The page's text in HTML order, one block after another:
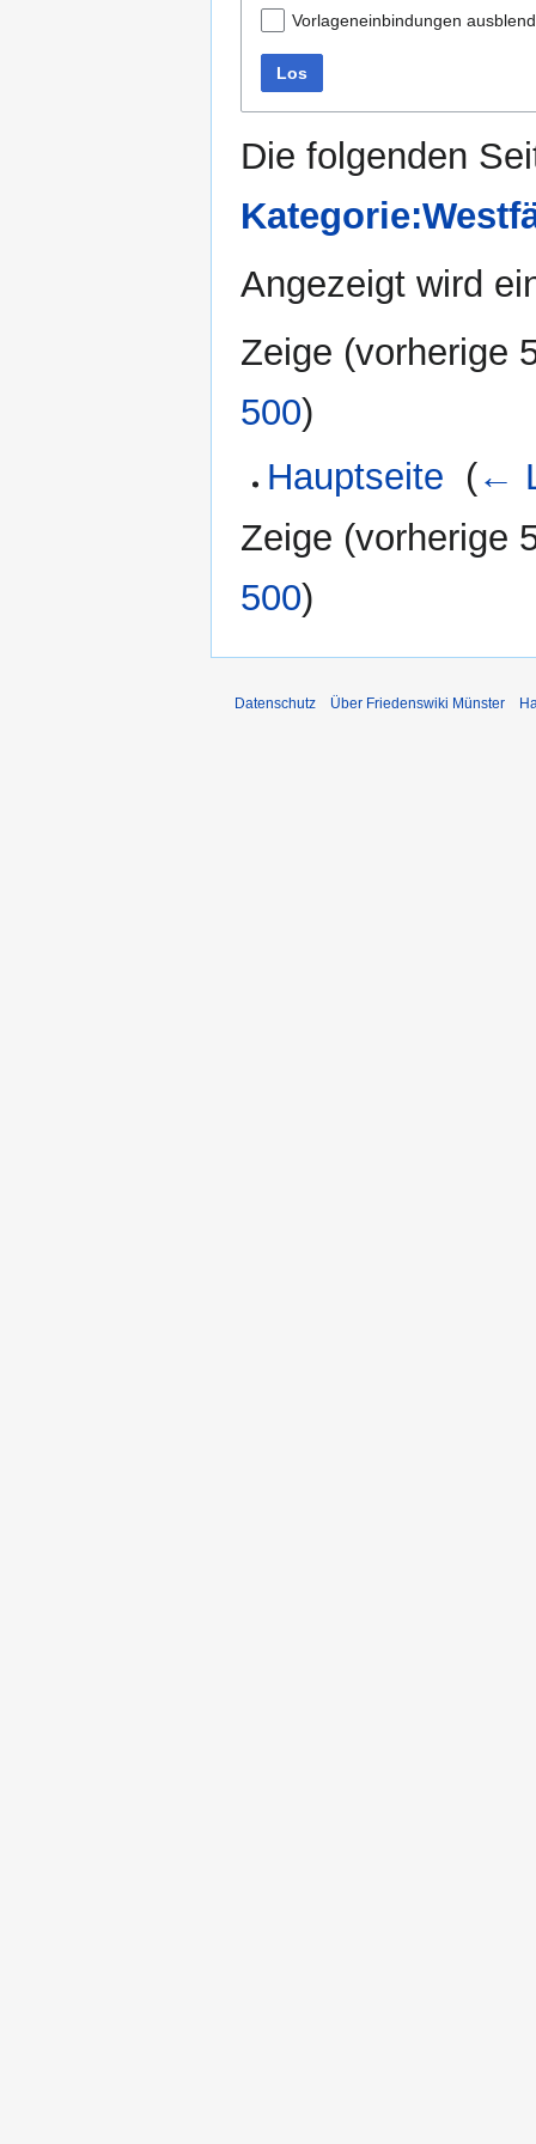
Vorlageneinbindungen
Los
Die folgenden
Angezeigt wird
Zeige (vorherige
500)
Hauptseite (←
Zeige (vorherige
500)
Datenschutz Über Friedenswiki Münster